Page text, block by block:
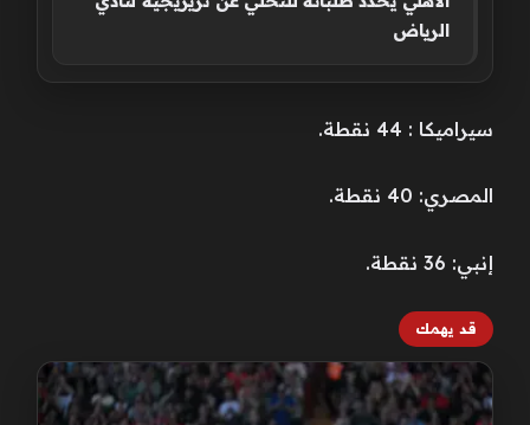
الرياض
سيراميكا : 44 نقطة.
المصري: 40 نقطة.
إنبي: 36 نقطة.
قد يهمك